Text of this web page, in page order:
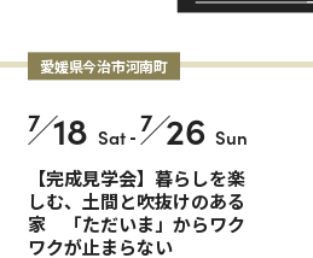
愛媛県今治市河南町
7 18 Sat-7 26 Sun
【完成見学会】暮らしを楽
しむ、土間と吹抜けのある
家 「ただいま」からワク
ワクが止まらない